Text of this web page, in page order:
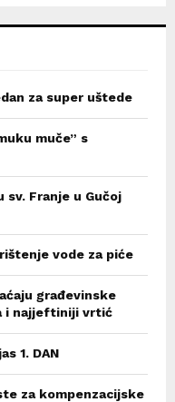
za super uštede
muče” s
Franje u Gučoj
vode za piće
građevinske
i najjeftiniji vrtić
1. DAN
za kompenzacijske